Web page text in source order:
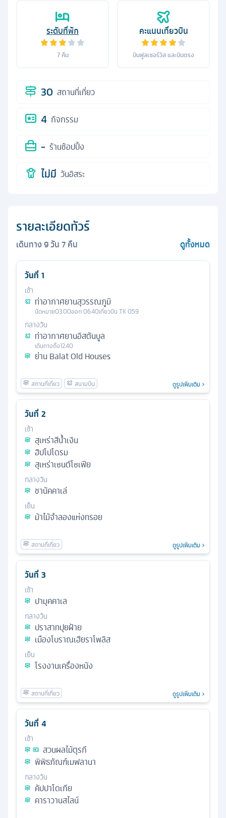
ระดับที่พัก
7คืน
คะแนนเที่ยวบิน
บินฟูลเซอร์วิส และบินตรง
30 สถานที่เที่ยว
4 กิจกรรม
- ร้านช้อปปิ้ง
ไม่มี วันอิสระ
รายละเอียดทัวร์
เดินทาง9วัน7คืน ดูทั้งหมด
วันที่ 1
เช้า
ท่าอากาศยานสุวรรณภูมิ
นัดหมาย03.00ออก06.40เที่ยวบิน TK 059
กลางวัน
ท่าอากาศยานอิสตันบูล
เดินทางถึง12.40
ย่าน Balat Old Houses
ดูรูปเพิ่มเติม
วันที่ 2
เช้า
สุเหร่าสีน้ำเงิน
ฮิปโปโดรม
สุเหร่าเซนต์โซเฟีย
กลางวัน
ชานัคคาเล่
เย็น
ม้าไม้จําลองแห่งทรอย
ดูรูปเพิ่มเติม
วันที่ 3
เช้า
ปามุคคาเล
กลางวัน
ปราสาทปุยฝ้าย
เมืองโบราณเฮียราโพลิส
เย็น
โรงงานเครื่องหนัง
ดูรูปเพิ่มเติม
วันที่ 4
เช้า
สวนผลไม้ตุรกี
พิพิธภัณฑ์เมฟลานา
กลางวัน
คัปปาโดเกีย
คาราวานสไลน์